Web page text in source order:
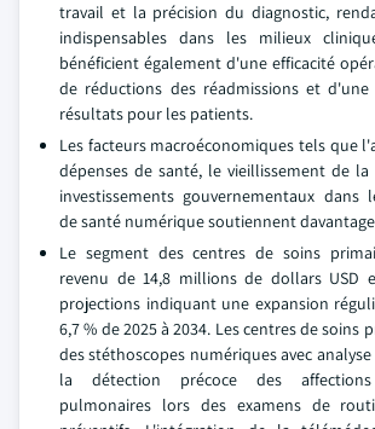
travail et la précision du diagnostic,
indispensables dans les milieux
bénéficient également d'une efficacité
de réductions des réadmissions et
résultats pour les patients.
Les facteurs macroéconomiques tels que
dépenses de santé, le vieillissement de
investissements gouvernementaux dans
de santé numérique soutiennent
Le segment des centres de soins
revenu de 14,8 millions de dollars USD
projections indiquant une expansion
6,7 % de 2025 à 2034. Les centres de soins
des stéthoscopes numériques avec
la détection précoce des
pulmonaires lors des examens de